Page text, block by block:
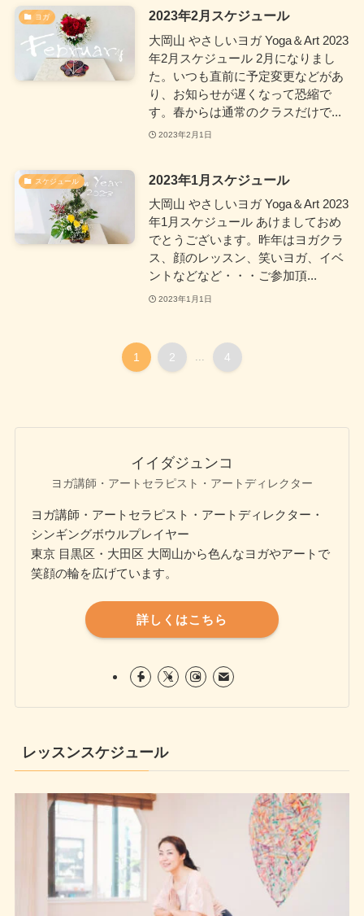
ヨガ 2023年2月スケジュール
大岡山 やさしいヨガ Yoga＆Art 2023
年2月スケジュール 2月になりまし
た。いつも直前に予定変更などがあ
り、お知らせが遅くなって恐縮で
す。春からは通常のクラスだけで...
2023年2月1日
スケジュール 2023年1月スケジュール
大岡山 やさしいヨガ Yoga＆Art 2023
年1月スケジュール あけましておめ
でとうございます。昨年はヨガクラ
ス、顔のレッスン、笑いヨガ、イベ
ントなどなど・・・ご参加頂...
2023年1月1日
1 2 4
イイダジュンコ
ヨガ講師・アートセラピスト・アートディレクター
ヨガ講師・アートセラピスト・アートディレクター・
シンギングボウルプレイヤー
東京 目黒区・大田区 大岡山から色んなヨガやアートで
笑顔の輪を広げています。
詳しくはこちら
レッスンスケジュール